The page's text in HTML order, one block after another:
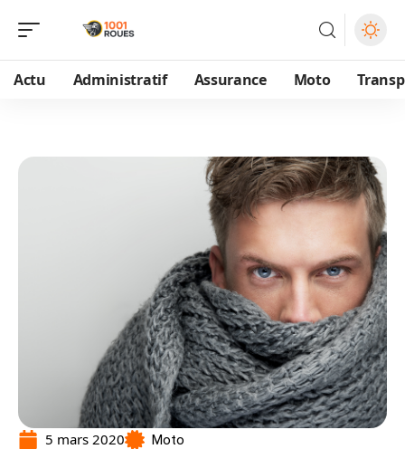
Actu Administratif Assurance Moto
5 mars 2020 Moto